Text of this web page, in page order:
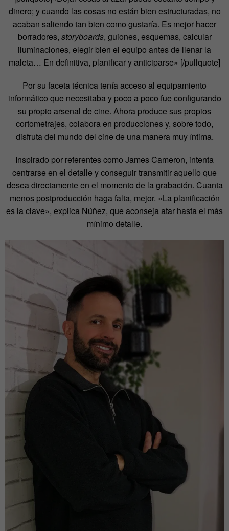
dinero; y cuando las cosas no están bien estructuradas, no
acaban saliendo tan bien como gustaría. Es mejor hacer
borradores, storyboards, guiones, esquemas, calcular
iluminaciones, elegir bien el equipo antes de llenar la
maleta… En definitiva, planificar y anticiparse» [/pullquote]
Por su faceta técnica tenía acceso al equipamiento
informático que necesitaba y poco a poco fue configurando
su propio arsenal de cine. Ahora produce sus propios
cortometrajes, colabora en producciones y, sobre todo,
disfruta del mundo del cine de una manera muy íntima.
Inspirado por referentes como James Cameron, intenta
centrarse en el detalle y conseguir transmitir aquello que
desea directamente en el momento de la grabación. Cuanta
menos postproducción haga falta, mejor. «La planificación
es la clave», explica Núñez, que aconseja atar hasta el más
mínimo detalle.